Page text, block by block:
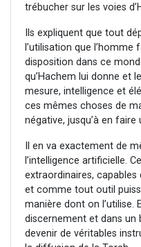
trébucher sur les voies
Ils expliquent que tout
l’utilisation que
disposition dans ce
qu’Hachem lui donne et
mesure, intelligence et
ces mêmes choses de
négative, jusqu’à en
Il en va exactement de
l’intelligence artificielle.
extraordinaires, capables
et comme tout outil
manière dont on l’utilise.
discernement et dans
devenir de véritables